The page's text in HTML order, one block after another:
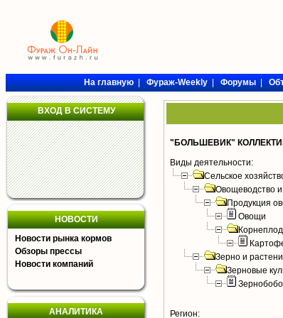
На главную|Фураж-Weekly|Форумы|
ВХОД В СИСТЕМУ
НОВОСТИ
Новости рынка кормов
Обзоры прессы
Новости компаний
АНАЛИТИКА
"БОЛЬШЕВИК"
Виды деятельности:
Сельское
Овощеводство и
Продукция
Овощи
Зерно и
Зерновые
Регион: